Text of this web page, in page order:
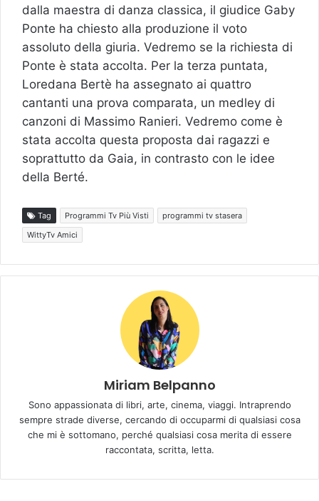
dalla maestra di danza classica, il giudice Gaby
Ponte ha chiesto alla produzione il voto
assoluto della giuria. Vedremo se la richiesta di
Ponte è stata accolta. Per la terza puntata,
Loredana Bertè ha assegnato ai quattro
cantanti una prova comparata, un medley di
canzoni di Massimo Ranieri. Vedremo come è
stata accolta questa proposta dai ragazzi e
soprattutto da Gaia, in contrasto con le idee
della Berté.
Tag Programmi Tv Più Visti
programmi tv stasera
WittyTv Amici
Miriam Belpanno
Sono appassionata di libri, arte, cinema, viaggi. Intraprendo
sempre strade diverse, cercando di occuparmi di qualsiasi cosa
che mi è sottomano, perché qualsiasi cosa merita di essere
raccontata, scritta, letta.